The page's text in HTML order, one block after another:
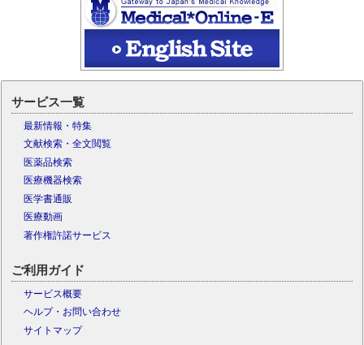
サービス一覧
最新情報・特集
文献検索・全文閲覧
医薬品検索
医療機器検索
医学書通販
医療動画
著作権許諾サービス
ご利用ガイド
サービス概要
ヘルプ・お問い合わせ
サイトマップ